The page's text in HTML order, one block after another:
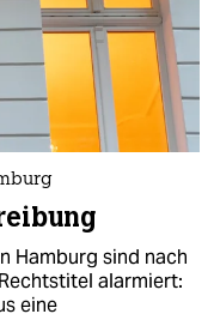
Hamburg sind nach
alarmiert:
eine